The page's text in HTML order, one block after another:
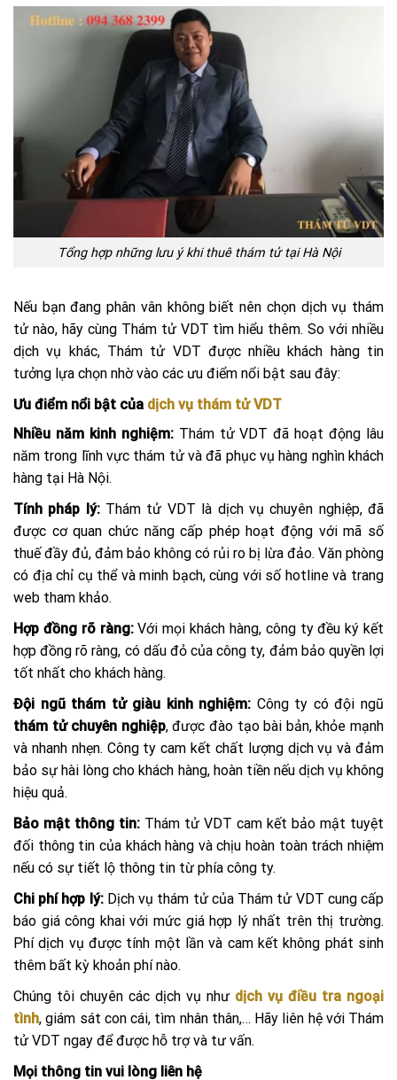
Tổng hợp những lưu ý khi thuê thám tử tại Hà Nội
Nếu bạn đang phân vân không biết nên chọn dịch vụ thám
tử nào, hãy cùng Thám tử VDT tìm hiểu thêm. So với nhiều
dịch vụ khác, Thám tử VDT được nhiều khách hàng tin
tưởng lựa chọn nhờ vào các ưu điểm nổi bật sau đây:
Ưu điểm nổi bật của dịch vụ thám tử VDT
Nhiều năm kinh nghiệm:Thám tử VDT đã hoạt động lâu
năm trong lĩnh vực thám tử và đã phục vụ hàng nghìn khách
hàng tại Hà Nội.
Tính pháp lý: Thám tử VDT là dịch vụ chuyên nghiệp, đã
được cơ quan chức năng cấp phép hoạt động với mã số
thuế đầy đủ, đảm bảo không có rủi ro bị lừa đảo. Văn phòng
có địa chỉ cụ thể và minh bạch, cùng với số hotline và trang
web tham khảo.
Hợp đồng rõ ràng:Với mọi khách hàng, công ty đều ký kết
hợp đồng rõ ràng, có dấu đỏ của công ty, đảm bảo quyền lợi
tốt nhất cho khách hàng.
Đội ngũ thám tử giàu kinh nghiệm: Công ty có đội ngũ
thám tử chuyên nghiệp, được đào tạo bài bản, khỏe mạnh
và nhanh nhẹn. Công ty cam kết chất lượng dịch vụ và đảm
bảo sự hài lòng cho khách hàng, hoàn tiền nếu dịch vụ không
hiệu quả.
Bảo mật thông tin: Thám tử VDT cam kết bảo mật tuyệt
đối thông tin của khách hàng và chịu hoàn toàn trách nhiệm
nếu có sự tiết lộ thông tin từ phía công ty.
Chi phí hợp lý: Dịch vụ thám tử của Thám tử VDT cung cấp
báo giá công khai với mức giá hợp lý nhất trên thị trường.
Phí dịch vụ được tính một lần và cam kết không phát sinh
thêm bất kỳ khoản phí nào.
Chúng tôi chuyên các dịch vụ như dịch vụ điều tra ngoại
tình, giám sát con cái, tìm nhân thân,… Hãy liên hệ với Thám
tử VDT ngay để được hỗ trợ và tư vấn.
Mọi thông tin vui lòng liên hệ